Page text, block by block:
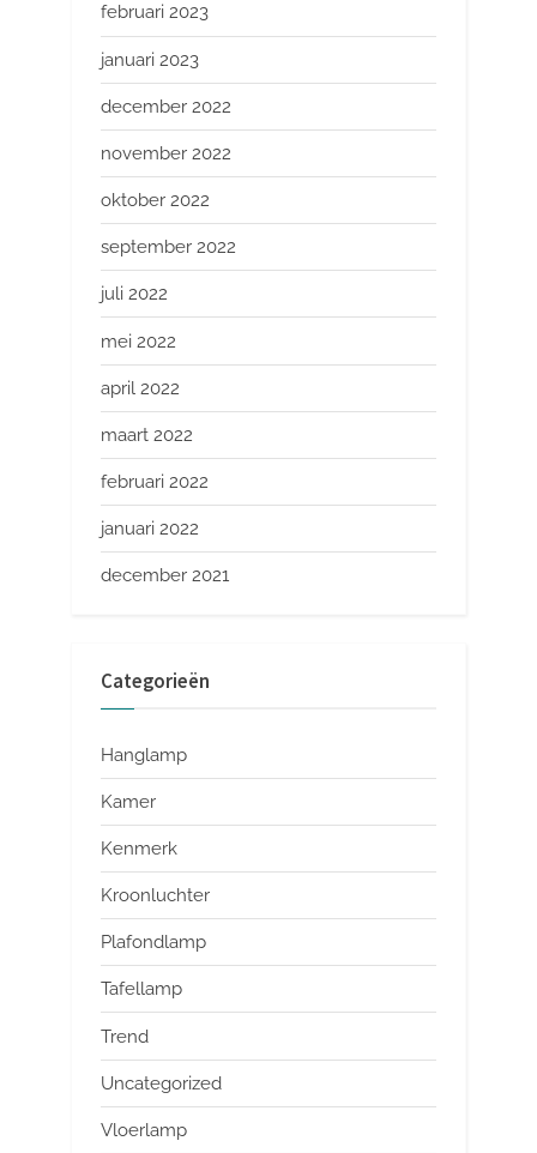
februari 2023
januari 2023
december 2022
november 2022
oktober 2022
september 2022
juli 2022
mei 2022
april 2022
maart 2022
februari 2022
januari 2022
december 2021
Categorieën
Hanglamp
Kamer
Kenmerk
Kroonluchter
Plafondlamp
Tafellamp
Trend
Uncategorized
Vloerlamp